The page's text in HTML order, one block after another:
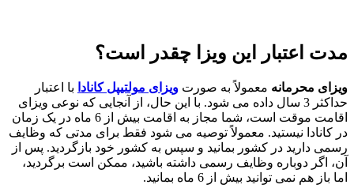
مدت اعتبار این ویزا چقدر است؟
ویزای محرمانه معمولاً به صورت ویزای مولتیپل کانادا با اعتبار
حداکثر 3 سال داده می شود. با این حال، از آنجایی که نوعی ویزای
اقامت موقت است، شما مجاز به اقامت بیش از 6 ماه در یک زمان
در کانادا نیستید. معمولاً توصیه می شود فقط برای مدتی که وظایف
رسمی دارید در کشور بمانید و سپس به کشور خود بازگردید. پس از
آن، اگر دوباره وظایف رسمی داشته باشید، ممکن است برگردید،
اما باز هم نمی توانید بیش از 6 ماه بمانید.